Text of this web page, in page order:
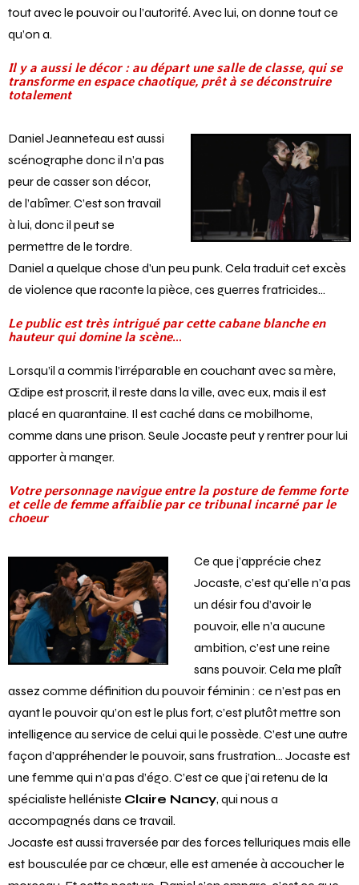
tout avec le pouvoir ou l’autorité. Avec lui, on donne tout ce
qu’on a.
Il y a aussi le décor : au départ une salle de classe, qui se
transforme en espace chaotique, prêt à se déconstruire
totalement
Daniel Jeanneteau est aussi
scénographe donc il n’a pas
peur de casser son décor,
de l’abîmer. C’est son travail
à lui, donc il peut se
permettre de le tordre.
Daniel a quelque chose d’un peu punk. Cela traduit cet excès
de violence que raconte la pièce, ces guerres fratricides…
Le public est très intrigué par cette cabane blanche en
hauteur qui domine la scène…
Lorsqu’il a commis l’irréparable en couchant avec sa mère,
Œdipe est proscrit, il reste dans la ville, avec eux, mais il est
placé en quarantaine. Il est caché dans ce mobilhome,
comme dans une prison. Seule Jocaste peut y rentrer pour lui
apporter à manger.
Votre personnage navigue entre la posture de femme forte
et celle de femme affaiblie par ce tribunal incarné par le
choeur
Ce que j’apprécie chez
Jocaste, c’est qu’elle n’a pas
un désir fou d’avoir le
pouvoir, elle n’a aucune
ambition, c’est une reine
sans pouvoir. Cela me plaît
assez comme définition du pouvoir féminin : ce n’est pas en
ayant le pouvoir qu’on est le plus fort, c’est plutôt mettre son
intelligence au service de celui qui le possède. C’est une autre
façon d’appréhender le pouvoir, sans frustration… Jocaste est
une femme qui n’a pas d’égo. C’est ce que j’ai retenu de la
spécialiste helléniste Claire Nancy, qui nous a
accompagnés dans ce travail.
Jocaste est aussi traversée par des forces telluriques mais elle
est bousculée par ce chœur, elle est amenée à accoucher le